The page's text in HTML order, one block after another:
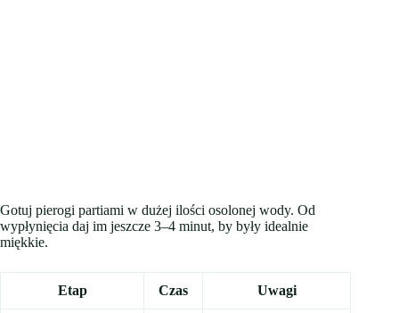
Gotuj pierogi partiami w dużej ilości osolonej wody. Od
wypłynięcia daj im jeszcze 3–4 minut, by były idealnie
miękkie.
Etap Czas Uwagi